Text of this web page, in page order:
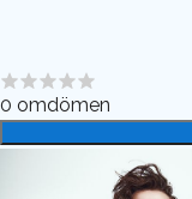
0 omdömen